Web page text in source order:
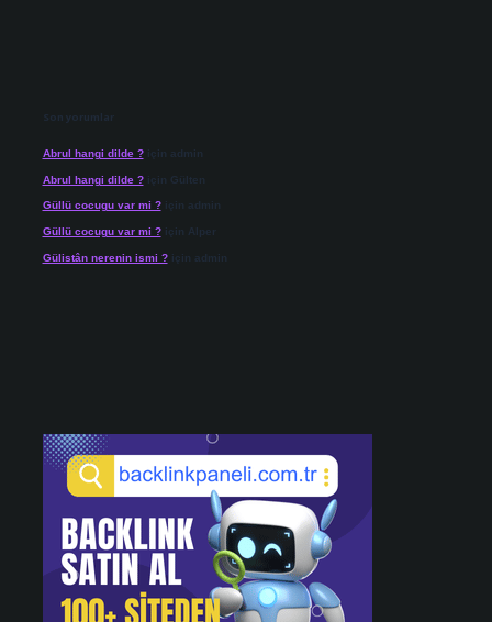
Son yorumlar
Abrul hangi dilde ?için admin
Abrul hangi dilde ?için Gülten
Güllü cocugu var mi ?için admin
Güllü cocugu var mi ?için Alper
Gülistân nerenin ismi ?için admin